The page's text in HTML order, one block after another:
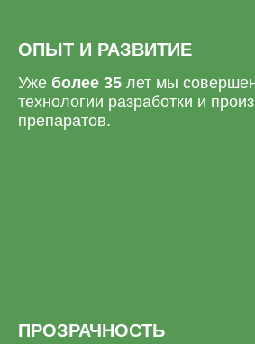
ОПЫТ И РАЗВИТИЕ
Уже более 35 лет мы
технологии разработки и
препаратов.
ПРОЗРАЧНОСТЬ